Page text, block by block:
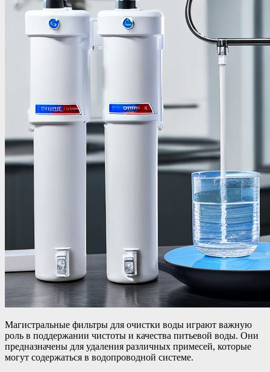
Магистральные фильтры для очистки воды играют важную
роль в поддержании чистоты и качества питьевой воды. Они
предназначены для удаления различных примесей, которые
могут содержаться в водопроводной системе.